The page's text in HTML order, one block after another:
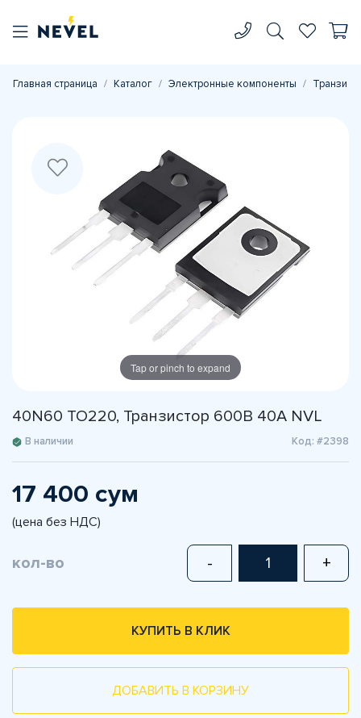
Главная страница Каталог Электронные компоненты
Tap or pinch to expand
40N60 TO220, Транзистор 600В 40А NVL
В наличии Код: #2398
17 400 сум
(цена без НДС)
кол-во - +
КУПИТЬ В КЛИК
ДОБАВИТЬ В КОРЗИНУ